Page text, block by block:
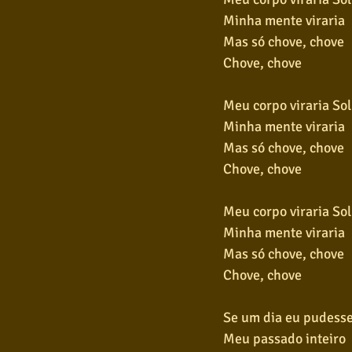
Minha mente viraria
Mas só chove, chove
Chove, chove
Meu corpo viraria Sol
Minha mente viraria
Mas só chove, chove
Chove, chove
Meu corpo viraria Sol
Minha mente viraria
Mas só chove, chove
Chove, chove
Se um dia eu
Meu passado inteiro